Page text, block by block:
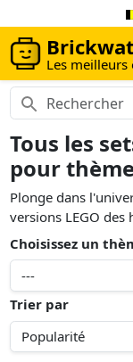
Les meilleurs
Tous les
pour
Plonge dans
versions LEGO
Choisissez un
Trier par